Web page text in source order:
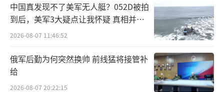
中国真发现不了美军无人艇？052D被拍
到后，美军3大疑点让我怀疑 真相并非
如此
2026-08-07 11:46:52
俄军后勤为何突然换帅 前线猛将接管补
给
2026-08-07 20:22:15